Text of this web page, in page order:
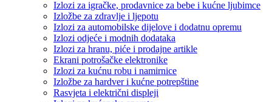
Izlozi za igračke, prodavnice za bebe i kućne ljubimce
Izložbe za zdravlje i ljepotu
Izlozi za automobilske dijelove i dodatnu opremu
Izlozi odjeće i modnih dodataka
Izlozi za hranu, piće i prodajne artikle
Ekrani potrošačke elektronike
Izlozi za kućnu robu i namirnice
Izložbe za hardver i kućne potrepštine
Rasvjeta i električni displeji